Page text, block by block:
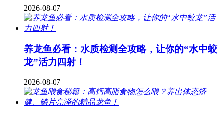
2026-08-07
养龙鱼必看：水质检测全攻略，让你的“水中蛟
龙”活力四射！
2026-08-07